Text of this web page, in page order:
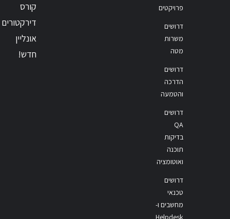
פרויקטים
דרושים
משרות
מטה
דרושים
הדרכה
והטמעה
דרושים
QA
בדיקות
תוכנה
ואוטומציה
דרושים
טכנאי
מחשבים ו-
Helpdesk
קורס
דירקטורים
אונליין
חדש!